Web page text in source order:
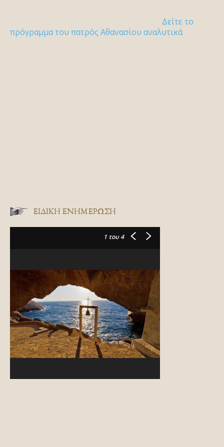
Δείτε το
πρόγραμμα του πατρός Αθανασίου αναλυτικά
ΕΙΔΙΚΉ ΕΝΗΜΈΡΩΣΗ
1 του 4